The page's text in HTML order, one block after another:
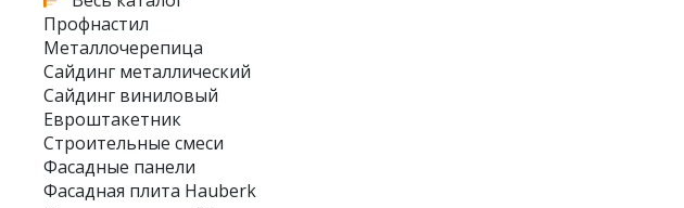
Профнастил
Металлочерепица
Сайдинг металлический
Сайдинг виниловый
Евроштакетник
Строительные смеси
Фасадные панели
Фасадная плита Hauberk